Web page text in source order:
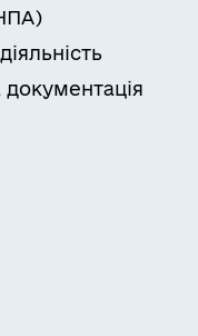
документація